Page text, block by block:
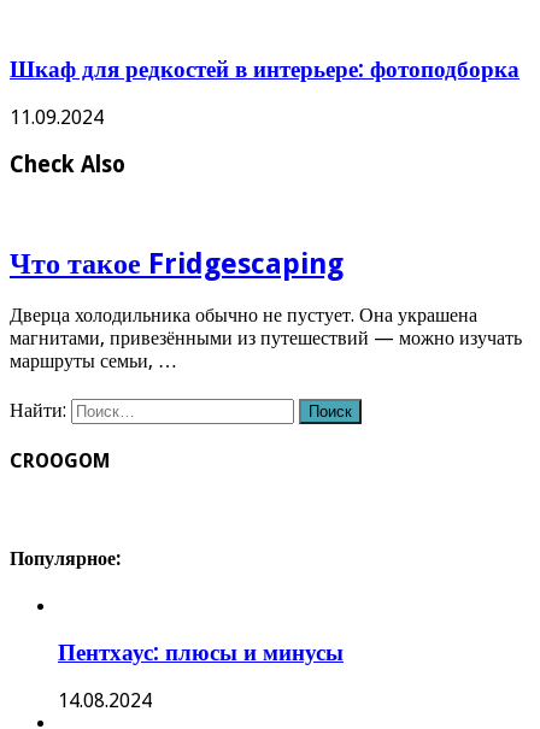
Шкаф для редкостей в интерьере: фотоподборка
11.09.2024
Check Also
Что такое Fridgescaping
Дверца холодильника обычно не пустует. Она украшена
магнитами, привезёнными из путешествий — можно изучать
маршруты семьи, …
Найти:
CROOGOM
Популярное:
Пентхаус: плюсы и минусы
14.08.2024